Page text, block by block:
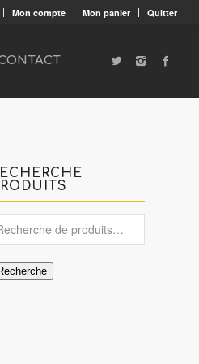
Mon compte Mon panier Quitter